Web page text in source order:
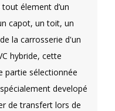
élement d’un
capot, un toit, un
la carrosserie d'un
hybride, cette
partie sélectionnée
developé
de transfert lors de